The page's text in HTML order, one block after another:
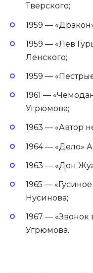
Тверского;
1959 —
1959 — «Лев
Ленского;
1959 —
1961 —
Угрюмова;
1963 — «Автор
1964 — «Дело»
1963 — «Дон
1965 —
Нусинова;
1967 — «Звонок
Угрюмова.